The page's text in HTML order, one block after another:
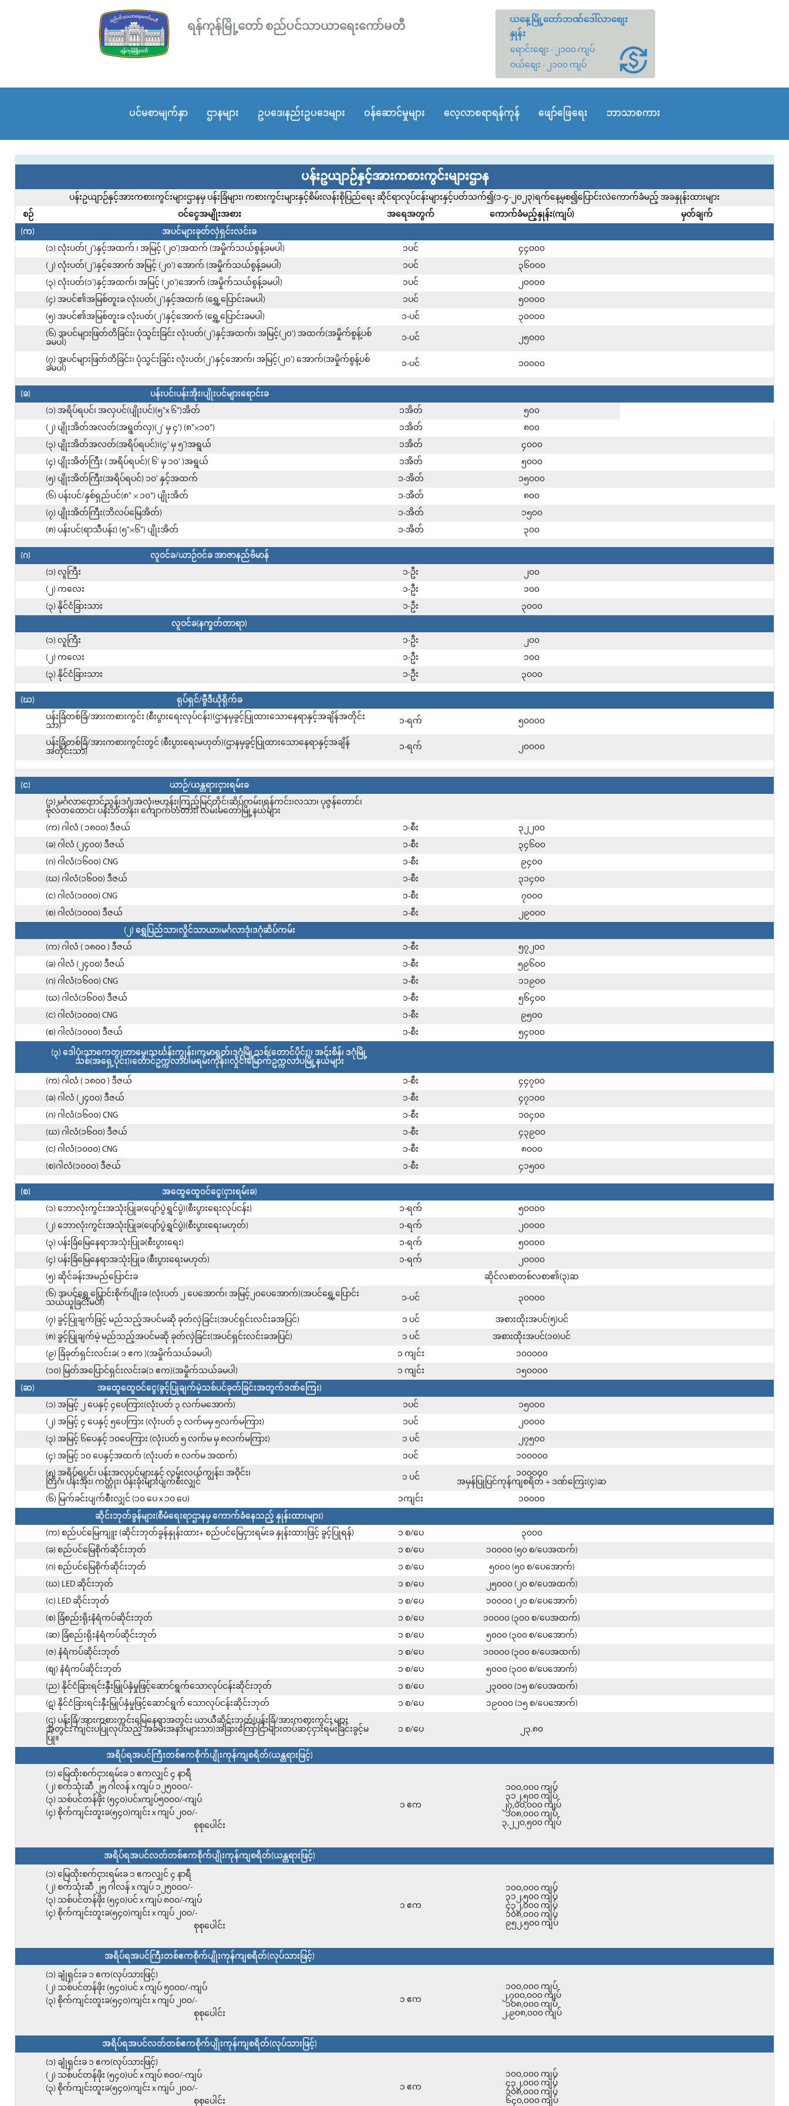
ရန်ကုန်မြို့တော် စည်ပင်သာယာရေးကော်မတီ
ယနေ့မြို့တော်ဘဏ်ဒေါ်လာစျေး
နှုန်း
ရောင်းစျေး - ၂၁၀၀ ကျပ်
ဝယ်စျေး - ၂၁၀၀ ကျပ်
ပင်မစာမျက်နှာ ဌာနများ ဥပဒေ၊နည်းဥပဒေများ ဝန်ဆောင်မှုများ လေ့လာစရာရန်ကုန် ဖျော်ဖြေရေး ဘာသာစကား
ပန်းဥယျာဉ်နှင့်အားကစားကွင်းများဌာန
ပန်းဥယျာဉ်နှင့်အားကစားကွင်းများဌာနမှ ပန်းခြံများ၊ ကစားကွင်းများနှင့်စိမ်းလန်းစိုပြည်ရေး ဆိုင်ရာလုပ်ငန်းများနှင့်ပတ်သက်၍(၁-၄-၂၀၂၃)ရက်နေ့မှစ၍ပြောင်းလဲကောက်ခံမည့် အခနှုန်းထားများ
စဉ်
ဝင်ငွေအမျိုးအစား အရေအတွက် ကောက်ခံမည့်နှုန်း(ကျပ်)
မှတ်ချက်
(က)
အပင်များခုတ်လှဲရှင်းလင်းခ
(၁) လုံးပတ်(၂')နှင့်အထက် ၊ အမြင့် (၂၀')အထက် (အမှိုက်သယ်စွန့်ခမပါ)
၁ပင်
၄၄၀၀၀
(၂) လုံးပတ်(၂')နှင့်အောက် အမြင့် (၂၀') အောက် (အမှိုက်သယ်စွန့်ခမပါ)
၁ပင်
၃၆၀၀၀
(၃) လုံးပတ်(၁')နှင့်အထက်၊ အမြင့် (၂၀')အောက် (အမှိုက်သယ်စွန့်ခမပါ)
၁ပင်
၂၀၀၀၀
(၄) အပင်၏အမြစ်တူးခ လုံးပတ်(၂')နှင့်အထက် (ရွှေ့ပြောင်းခမပါ)
၁ပင်
၅၀၀၀၀
(၅) အပင်၏အမြစ်တူးခ လုံးပတ်(၂')နှင့်အောက် (ရွှေ့ပြောင်းခမပါ)
၁-ပင်
၃၀၀၀၀
(၆) အပင်များဖြတ်တိခြင်း၊ ပုံသွင်းခြင်း လုံးပတ်(၂')နှင့်အထက်၊ အမြင့်(၂၀') အထက်(အမှိုက်စွန့်ပစ်
ခမပါ)
၁-ပင် ၂၅၀၀၀
(၇) အပင်များဖြတ်တိခြင်း၊ ပုံသွင်းခြင်း လုံးပတ်(၂')နှင့်အောက်၊ အမြင့်(၂၀') အောက်(အမှိုက်စွန့်ပစ်
ခမပါ)
၁-ပင် ၁၀၀၀၀
(ခ)
ပန်းပင်၊ပန်းအိုး၊ပျိုးပင်များရောင်းခ
(၁) အရိပ်ရပင်၊ အလှပင်(ပျိုးပင်)(၅"x ၆")အိတ်
၁အိတ်
၅၀၀
(၂) ပျိုးအိတ်အလတ်(အရွတ်လှ)(၂' မှ ၄') (၈"×၁၀")
၁အိတ်
၈၀၀
(၃) ပျိုးအိတ်အလတ်(အရိပ်ရပင်)၊(၄' မှ ၅')အရွယ်
၁အိတ်
၄၀၀၀
(၄) ပျိုးအိတ်ကြီး ( အရိပ်ရပင်)( ၆' မှ ၁၀' )အရွယ်
၁အိတ်
၅၀၀၀
(၅) ပျိုးအိတ်ကြီး(အရိပ်ရပင်) ၁၀' နှင့်အထက်
၁-အိတ်
၁၅၀၀၀
(၆) ပန်းပင်/နှစ်ရှည်ပင်(၈" × ၁၀") ပျိုးအိတ်
၁-အိတ်
၈၀၀
(၇) ပျိုးအိတ်ကြီး(ဘိလပ်မြေအိတ်)
၁-အိတ်
၁၅၀၀
(၈) ပန်းပင်(ရာသီပန်း) (၅"×၆") ပျိုးအိတ်
၁-အိတ် ၃၀၀
(ဂ)
လူဝင်ခ/ယာဉ်ဝင်ခ အာဇာနည်ဗိမာန်
(၁) လူကြီး
၁-ဦး
၂၀၀
(၂) ကလေး
၁-ဦး
၁၀၀
(၃) နိုင်ငံခြားသား
၁-ဦး
၃၀၀၀
လူဝင်ခ(နက္ခတ်တာရာ)
(၁) လူကြီး
၁-ဦး
၂၀၀
(၂) ကလေး
၁-ဦး
၁၀၀
(၃) နိုင်ငံခြားသား
၁-ဦး ၃၀၀၀
(ဃ)
ရုပ်ရှင်/ဗွီဒီယိုရိုက်ခ
ပန်းခြံတစ်ခြံ/အားကစားကွင်း (စီးပွားရေးလုပ်ငန်း)(ဌာနမှခွင့်ပြုထားသောနေရာနှင့်အချိန်အတိုင်း
သာ)
၁-ရက် ၅၀၀၀၀
ပန်းခြံတစ်ခြံ/အားကစားကွင်းတွင် (စီးပွားရေးမဟုတ်)(ဌာနမှခွင့်ပြုထားသောနေရာနှင့်အချိန်
အတိုင်းသာ)
၁-ရက် ၂၀၀၀၀
(င)
ယာဉ်/ယန္တရားငှားရမ်းခ
(၁) မင်္ဂလာတောင်ညွန့်၊ဒဂုံ၊အလုံ၊ဗဟန်း၊ကြည့်မြင်တိုင်၊ဆိပ်ကမ်း၊ရန်ကင်း၊လသာ၊ ပုဇွန်တောင်၊
ဗိုလ်တထောင်၊ ပန်းဘဲတန်း၊ ကျောက်တံတား၊ လမ်းမတော်မြို့နယ်များ
(က) ဂါလံ ( ၁၈၀၀) ဒီဇယ်
၁-စီး
၃၂၂၀၀
(ခ) ဂါလံ (၂၄၀၀) ဒီဇယ်
၁-စီး
၃၄၆၀၀
(ဂ) ဂါလံ(၁၆၀၀) CNG
၁-စီး
၉၄၀၀
(ဃ) ဂါလံ(၁၆၀၀) ဒီဇယ်
၁-စီး
၃၁၄၀၀
(င) ဂါလံ(၁၀၀၀) CNG
၁-စီး
၇၀၀၀
(စ) ဂါလံ(၁၀၀၀) ဒီဇယ်
၁-စီး
၂၉၀၀၀
(၂) ရွှေပြည်သာ၊လှိုင်သာယာ၊မင်္ဂလာဒုံ၊ဒဂုံဆိပ်ကမ်း
(က) ဂါလံ ( ၁၈၀၀ ) ဒီဇယ်
၁-စီး
၅၇၂၀၀
(ခ) ဂါလံ (၂၄၀၀) ဒီဇယ်
၁-စီး
၅၉၆၀၀
(ဂ) ဂါလံ(၁၆၀၀) CNG
၁-စီး
၁၁၉၀၀
(ဃ) ဂါလံ(၁၆၀၀) ဒီဇယ်
၁-စီး
၅၆၄၀၀
(င) ဂါလံ(၁၀၀၀) CNG
၁-စီး
၉၅၀၀
(စ) ဂါလံ(၁၀၀၀) ဒီဇယ်
၁-စီး ၅၄၀၀၀
(၃) ဒေါပုံ၊သာကေတ၊တာမွေ၊သင်္ဃန်းကျွန်း၊ကမာရွတ်၊ဒဂုံမြို့သစ်(တောင်ပိုင်း)၊ အင်းစိန်၊ ဒဂုံမြို့
သစ်(အရှေ့ပိုင်း)၊တောင်ဥက္ကလာပ၊မရမ်းကုန်း၊လှိုင်၊မြောက်ဥက္ကလာပမြို့နယ်များ
(က) ဂါလံ ( ၁၈၀၀ ) ဒီဇယ် ၁-စီး
၄၄၇၀၀
(ခ) ဂါလံ (၂၄၀၀) ဒီဇယ်
၁-စီး
၄၇၁၀၀
(ဂ) ဂါလံ(၁၆၀၀) CNG
၁-စီး
၁၀၄၀၀
(ဃ) ဂါလံ(၁၆၀၀) ဒီဇယ်
၁-စီး
၄၃၉၀၀
(င) ဂါလံ(၁၀၀၀) CNG
၁-စီး
၈၀၀၀
(စ)ဂါလံ(၁၀၀၀) ဒီဇယ်
၁-စီး ၄၁၅၀၀
(စ)
အထွေထွေဝင်ငွေ(ငှားရမ်းခ)
(၁) ဘောလုံးကွင်းအသုံးပြုခ(ပျော်ပွဲရွှင်ပွဲ)(စီးပွားရေးလုပ်ငန်း)
၁-ရက်
၅၀၀၀၀
(၂) ဘောလုံးကွင်းအသုံးပြုခ(ပျော်ပွဲရွှင်ပွဲ)(စီးပွားရေးမဟုတ်)
၁-ရက်
၂၀၀၀၀
(၃) ပန်းခြံမြေနေရာအသုံးပြုခ(စီးပွားရေး)
၁-ရက်
၅၀၀၀၀
(၄) ပန်းခြံမြေနေရာအသုံးပြုခ (စီးပွားရေးမဟုတ်)
၁-ရက်
၂၀၀၀၀
(၅) ဆိုင်ခန်းအမည်ပြောင်းခ
ဆိုင်လစာတစ်လစာ၏(၃)ဆ
(၆) အပင်ရွှေ့ပြောင်းစိုက်ပျိုးခ (လုံးပတ် ၂ ပေအောက်၊ အမြင့်၂၀ပေအောက်)(အပင်ရွှေ့ပြောင်း
သယ်ယူခြင်းမပါ)
၁-ပင် ၃၀၀၀၀
(၇) ခွင့်ပြုချက်ဖြင့် မည်သည့်အပင်မဆို ခုတ်လှဲခြင်း(အပင်ရှင်းလင်းခအပြင်) ၁ ပင်
အစားထိုးအပင်(၅)ပင်
(၈) ခွင့်ပြုချက်မဲ့ မည်သည့်အပင်မဆို ခုတ်လှဲခြင်း(အပင်ရှင်းလင်းခအပြင်)
၁ ပင်
အစားထိုးအပင်(၁၀)ပင်
(၉) ခြံခုတ်ရှင်းလင်းခ( ၁ ဧက )(အမှိုက်သယ်ခမပါ)
၁ ကျင်း
၁၀၀၀၀၀
(၁၀) မြတ်အပြောင်ရှင်းလင်းခ(၁ ဧက)(အမှိုက်သယ်ခမပါ)
၁ ကျင်း
၁၅၀၀၀၀
(ဆ)
အထွေထွေဝင်ငွေ(ခွင့်ပြုချက်မဲ့သစ်ပင်ခုတ်ခြင်းအတွက်ဒဏ်ကြေး)
(၁) အမြင့် ၂ ပေနှင့် ၄ပေကြား(လုံးပတ် ၃ လက်မအောက်)
၁ပင်
၁၅၀၀၀
(၂) အမြင့် ၄ ပေနှင့် ၅ပေကြား (လုံးပတ် ၃ လက်မမှ ၅လက်မကြား)
၁ပင်
၂၀၀၀၀
(၃) အမြင့် ၆ပေနှင့် ၁၀ပေကြား (လုံးပတ် ၅ လက်မ မှ ၈လက်မကြား)
၁ ပင်
၂၇၅၀၀
(၄) အမြင့် ၁၀ ပေနှင့်အထက် (လုံးပတ် ၈ လက်မ အထက်)
၁ပင်
၁၀၀၀၀၀
(၅) အရိပ်ရပင်၊ ပန်းအလှပင်များနှင့် လမ်းလယ်ကျွန်း၊ အဝိုင်း၊
တြိဂံ၊ ပန်းအိုး၊ ကတ္တုံး၊ ပန်းခုံးများပျက်စီးလျှင်
၁ ပင်
၁၀၀၀၀၀
အမှန်ပြုပြင်ကုန်ကျစရိတ် + ဒဏ်ကြေး(၄)ဆ
(၆) မြက်ခင်းပျက်စီးလျှင် (၁၀ ပေ x ၁၀ ပေ)
၁ကျင်း
၁၀၀၀၀
ဆိုင်းဘုတ်ခွန်များ(စီမံရေးရာဌာနမှ ကောက်ခံနေသည့် နှုန်းထားများ)
(က) စည်ပင်မြေကျူး (ဆိုင်းဘုတ်ခွန်နှုန်းထား+ စည်ပင်မြေငှားရမ်းခ နှုန်းထားဖြင့် ခွင့်ပြုရန်)
၁ စ/ပေ
၃၀၀၀
(ခ) စည်ပင်မြေစိုက်ဆိုင်းဘုတ်
၁ စ/ပေ
၁၀၀၀၀ (၅၀ စ/ပေအထက်)
(ဂ) စည်ပင်မြေစိုက်ဆိုင်းဘုတ်
၁ စ/ပေ
၅၀၀၀ (၅၀ စ/ပေအောက်)
(ဃ) LED ဆိုင်းဘုတ်
၁ စ/ပေ
၂၅၀၀၀ (၂၀ စ/ပေအထက်)
(င) LED ဆိုင်းဘုတ်
၁ စ/ပေ
၁၀၀၀၀ (၂၀ စ/ပေအောက်)
(စ) ခြံစည်းရိုးနံရံကပ်ဆိုင်းဘုတ်
၁ စ/ပေ
၁၀၀၀၀ (၃၀၀ စ/ပေအထက်)
(ဆ) ခြံစည်းရိုးနံရံကပ်ဆိုင်းဘုတ်
၁ စ/ပေ
၅၀၀၀ (၃၀၀ စ/ပေအောက်)
(ဇ) နံရံကပ်ဆိုင်းဘုတ်
၁ စ/ပေ
၁၀၀၀၀ (၃၀၀ စ/ပေအထက်)
(စျ) နံရံကပ်ဆိုင်းဘုတ်
၁ စ/ပေ
၅၀၀၀ (၃၀၀ စ/ပေအောက်)
(ည) နိုင်ငံခြားရင်းနှီးမြှုပ်နှံမှုဖြင့်ဆောင်ရွက်သောလုပ်ငန်းဆိုင်းဘုတ်
၁ စ/ပေ
၂၃၀၀၀ (၁၅ စ/ပေအထက်)
(ဋ) နိုင်ငံခြားရင်းနှီးမြှုပ်နှံမှုဖြင့်ဆောင်ရွက် သောလုပ်ငန်းဆိုင်းဘုတ်
၁ စ/ပေ
၁၉၀၀၀ (၁၅ စ/ပေအောက်)
(ဌ) ပန်းခြံ/အားကစားကွင်းမြေနေရာအတွင်း ယာယီဆိုင်းဘုတ်(ပန်းခြံ/အားကစားကွင်း များ
အတွင်း ကျင်းပပြုလုပ်သည့် အခမ်းအနားများသာ)အခြားကြော်ငြာများတပ်ဆင့်ငှားရမ်းခြင်းခွင့်မ
ပြု။
၁ စ/ပေ ၂၃.၈၀
အရိပ်ရအပင်ကြီးတစ်ဧကစိုက်ပျိုးကုန်ကျစရိတ်(ယန္တရားဖြင့်)
(၁) မြေထိုးစက်ငှားရမ်းခ ၁ ဧကလျှင် ၄ နာရီ
(၂) စက်သုံးဆီ ၂၅ ဂါလန် x ကျပ် ၁၂၅၀၀၀/-
(၃) သစ်ပင်တန်ဖိုး (၅၄၀)ပင်xကျပ်၅၀၀၀/-ကျပ်
(၄) စိုက်ကျင်းတူးခ(၅၄၀)ကျင်း x ကျပ် ၂၀၀/-
စုစုပေါင်း
၁ ဧက
၁၀၀,၀၀၀ ကျပ်
၃၁၂,၅၀၀ ကျပ်
၂၇,၀၀,၀၀၀ ကျပ်
၁၀၈,၀၀၀ ကျပ်
၃,၂၂၀,၅၀၀ ကျပ်
အရိပ်ရအပင်လတ်တစ်ဧကစိုက်ပျိုးကုန်ကျစရိတ်(ယန္တရားဖြင့်)
(၁) မြေထိုးစက်ငှားရမ်းခ ၁ ဧကလျှင် ၄ နာရီ
(၂) စက်သုံးဆီ ၂၅ ဂါလန် x ကျပ် ၁၂၅၀၀၀/-
(၃) သစ်ပင်တန်ဖိုး (၅၄၀)ပင် x ကျပ် ၈၀၀/-ကျပ်
(၄) စိုက်ကျင်းတူးခ(၅၄၀)ကျင်း x ကျပ် ၂၀၀/-
စုစုပေါင်း
၁ ဧက
၁၀၀,၀၀၀ ကျပ်
၃၁၂,၅၀၀ ကျပ်
၄၃၂,၀၀၀ ကျပ်
၁၀၈,၀၀၀ ကျပ်
၉၅၂,၅၀၀ ကျပ်
အရိပ်ရအပင်ကြီးတစ်ဧကစိုက်ပျိုးကုန်ကျစရိတ်(လုပ်သားဖြင့်)
(၁) ချုံရှင်းခ ၁ ဧက(လုပ်သားဖြင့်)
(၂) သစ်ပင်တန်ဖိုး (၅၄၀)ပင် x ကျပ် ၅၀၀၀/-ကျပ်
(၃) စိုက်ကျင်းတူးခ(၅၄၀)ကျင်း x ကျပ် ၂၀၀/-
စုစုပေါင်း
၁ ဧက
၁၀၀,၀၀၀ ကျပ်
၂,၇၀၀,၀၀၀ ကျပ်
၁၀၈,၀၀၀ ကျပ်
၂,၉၀၈,၀၀၀ ကျပ်
အရိပ်ရအပင်လတ်တစ်ဧကစိုက်ပျိုးကုန်ကျစရိတ်(လုပ်သားဖြင့်)
(၁) ချုံရှင်းခ ၁ ဧက(လုပ်သားဖြင့်)
(၂) သစ်ပင်တန်ဖိုး (၅၄၀)ပင် x ကျပ် ၈၀၀/-ကျပ်
(၃) စိုက်ကျင်းတူးခ(၅၄၀)ကျင်း x ကျပ် ၂၀၀/-
စုစုပေါင်း
၁ ဧက
၁၀၀,၀၀၀ ကျပ်
၄၃၂,၀၀၀ ကျပ်
၁၀၈,၀၀၀ ကျပ်
၆၄၀,၀၀၀ ကျပ်